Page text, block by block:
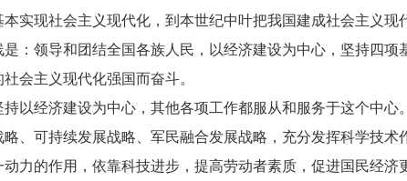
实现社会主义现代化，到本世纪中叶把我国建成社会主义现
领导和团结全国各族人民，以经济建设为中心，坚持四项
会主义现代化强国而奋斗。
经济建设为中心，其他各项工作都服从和服务于这个中心
、可持续发展战略、军民融合发展战略，充分发挥科学技
力的作用，依靠科技进步，提高劳动者素质，促进国民经济